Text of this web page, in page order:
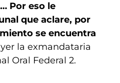
Por eso le
que aclare, por
se encuentra
la exmandataria
Oral Federal 2.